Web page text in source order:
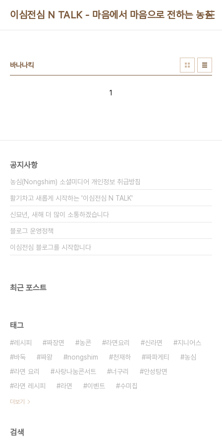
이심전심 N TALK - 마음에서 마음으로 전하는 농심
바나나킥
1
공지사항
농심(Nongshim) 소셜미디어 개인정보 취급방침
활기차고 새롭게 시작하는 '이심전심 N TALK'
신묘년, 새해 더 많이 소통하겠습니다
블로그 운영정책
이심전심 블로그를 시작합니다
최근 포스트
태그
레시피 짜장면 농콘 라면요리 신라면
지니어스
바둑
짜왕 nongshim 천재하 짜파게티
농심
라면 요리
사랑나눔콘서트 너구리
안성탕면
라면 레시피
라면 이벤트 수미칩
더보기
검색